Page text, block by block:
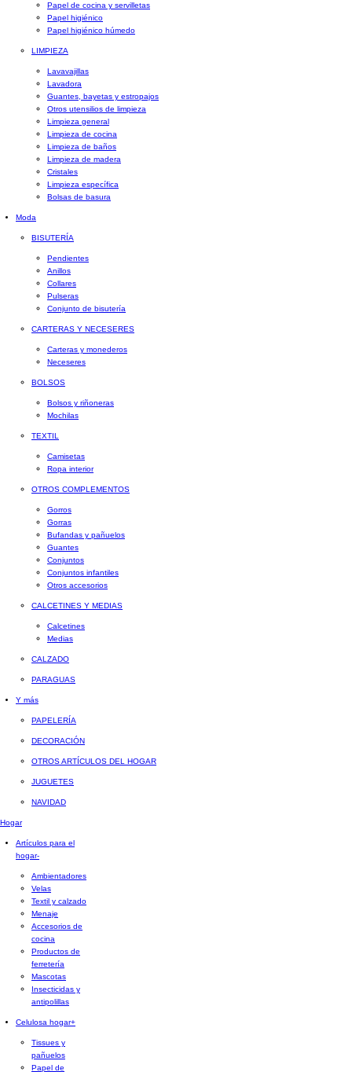
Papel de cocina y servilletas
Papel higiénico
Papel higiénico húmedo
LIMPIEZA
Lavavajillas
Lavadora
Guantes, bayetas y estropajos
Otros utensilios de limpieza
Limpieza general
Limpieza de cocina
Limpieza de baños
Limpieza de madera
Cristales
Limpieza específica
Bolsas de basura
Moda
BISUTERÍA
Pendientes
Anillos
Collares
Pulseras
Conjunto de bisutería
CARTERAS Y NECESERES
Carteras y monederos
Neceseres
BOLSOS
Bolsos y riñoneras
Mochilas
TEXTIL
Camisetas
Ropa interior
OTROS COMPLEMENTOS
Gorros
Gorras
Bufandas y pañuelos
Guantes
Conjuntos
Conjuntos infantiles
Otros accesorios
CALCETINES Y MEDIAS
Calcetines
Medias
CALZADO
PARAGUAS
Y más
PAPELERÍA
DECORACIÓN
OTROS ARTÍCULOS DEL HOGAR
JUGUETES
NAVIDAD
Hogar
Artículos para el
hogar-
Ambientadores
Velas
Textil y calzado
Menaje
Accesorios de
cocina
Productos de
ferretería
Mascotas
Insecticidas y
antipolillas
Celulosa hogar+
Tissues y
pañuelos
Papel de